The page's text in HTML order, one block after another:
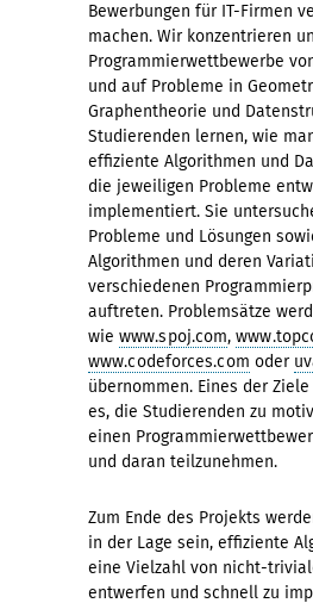
Bewerbungen für IT-Firmen
machen. Wir konzentrieren
Programmierwettbewerbe
und auf Probleme in
Graphentheorie und
Studierenden lernen, wie
effiziente Algorithmen und
die jeweiligen Probleme
implementiert. Sie
Probleme und Lösungen
Algorithmen und deren
verschiedenen
auftreten. Problemsätze
wie www.spoj.com,
www.codeforces.com oder
übernommen. Eines der
es, die Studierenden zu
einen
und daran teilzunehmen.
Zum Ende des Projekts
in der Lage sein, effiziente
eine Vielzahl von nicht-
entwerfen und schnell zu